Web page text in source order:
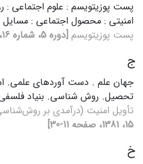
پست پوزیتویسم : علوم اجتماعی :
امنیتی : محصول اجتماعی : مسایل
پست‌ پوزیتویسم‌ [دوره 5، شماره 16، 1381، صفحه 383-408]
ج
جهان علم . دست آوردهای علمی.
تحصیل. روش شناسی. بنیاد
تأویل‌ امنیت‌ (درآمدی‌ بر
15، 1381، صفحه 11-30]
خ